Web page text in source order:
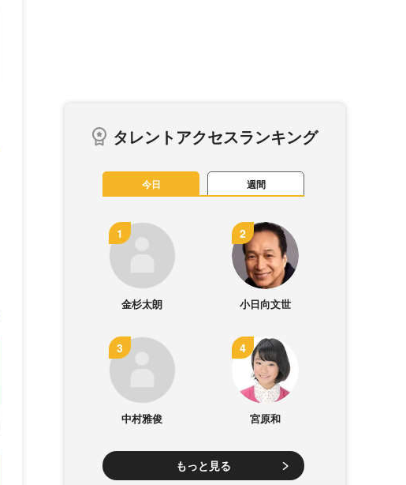
タレントアクセスランキング
今日 週間
金杉太朗 小日向文世
中村雅俊 宮原和
もっと見る